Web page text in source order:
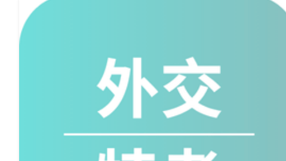
新貿易理論
新新貿易理論
貿易干預與政策